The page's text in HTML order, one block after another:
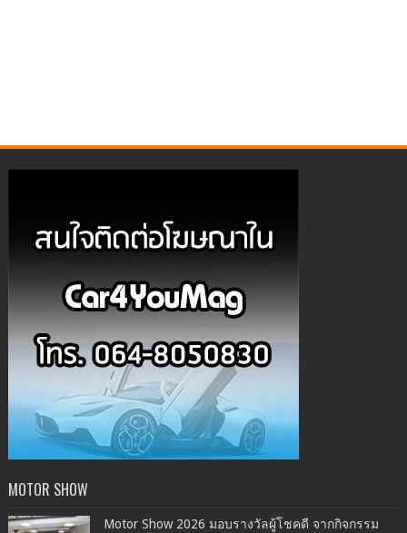
MOTOR SHOW
Motor Show 2026 มอบรางวัลผู้โชคดี จากกิจกรรม